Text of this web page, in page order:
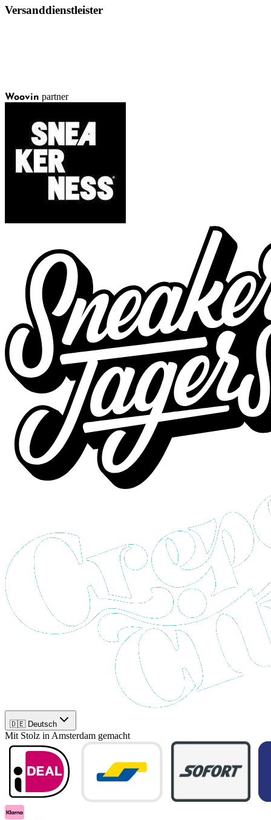
Versanddienstleister
Woovin partner
🇩🇪 Deutsch
Mit Stolz in Amsterdam gemacht